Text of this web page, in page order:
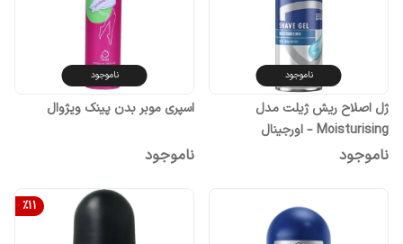
ناموجود
ژل اصلاح ریش ژیلت مدل
Moisturising – اورجینال
ناموجود
ناموجود
اسپری موبر بدن پینک ویژوال
ناموجود
%11